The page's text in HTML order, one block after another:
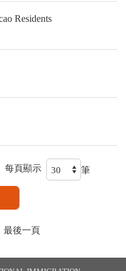
Residents
每頁顯示 筆
最後一頁